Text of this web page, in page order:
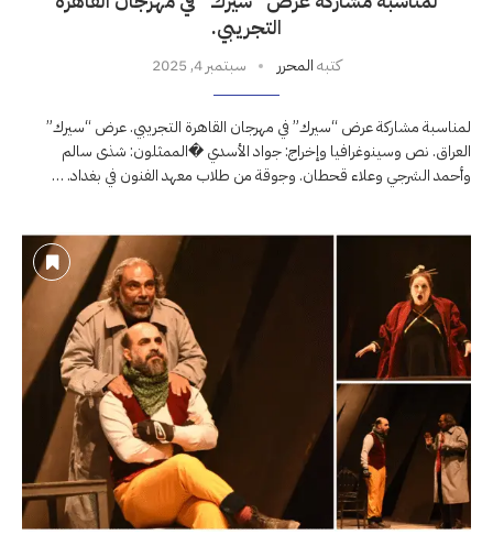
التجريبي.
كتبهالمحرر سبتمبر 4, 2025
لمناسبة مشاركة عرض “سيرك” في مهرجان القاهرة التجريبي. عرض “سيرك”
العراق. نص وسينوغرافيا وإخراج: جواد الأسدي �الممثلون: شذى سالم
وأحمد الشرجي وعلاء قحطان. وجوقة من طلاب معهد الفنون في بغداد. …